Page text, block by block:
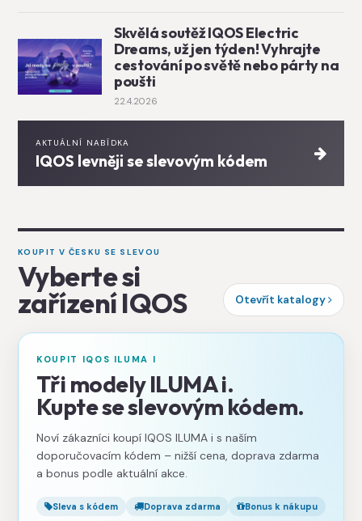
Skvělá soutěž IQOS Electric
Dreams, už jen týden! Vyhrajte
cestování po světě nebo párty na
poušti
22.4.2026
AKTUÁLNÍ NABÍDKA
IQOS levněji se slevovým kódem
KOUPIT V ČESKU SE SLEVOU
Vyberte si
zařízení IQOS Otevřít katalogy
KOUPIT IQOS ILUMA I
Tři modely ILUMA i.
Kupte se slevovým kódem.
Noví zákazníci koupí IQOS ILUMA i s naším
doporučovacím kódem – nižší cena, doprava zdarma
a bonus podle aktuální akce.
Sleva s kódem Doprava zdarma Bonus k nákupu